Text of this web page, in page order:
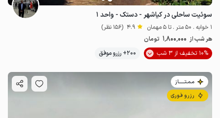
سوئیت ساحلی در کیاشهر - دستک - واحد ۱
1 خوابه . 50 متر . تا 5 مهمان 4.9 (156 نظر)
هر شب از 1٬800٬000 تومان
10% تخفیف از 3 شب
200+ رزرو موفق
مـمـتــــــاز
رزرو فوری